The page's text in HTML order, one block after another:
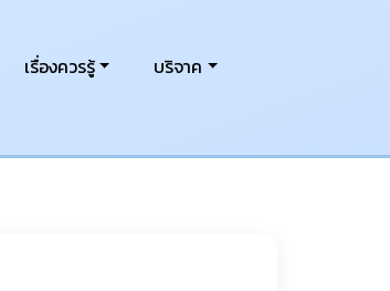
เรื่องควรรู้ บริจาค